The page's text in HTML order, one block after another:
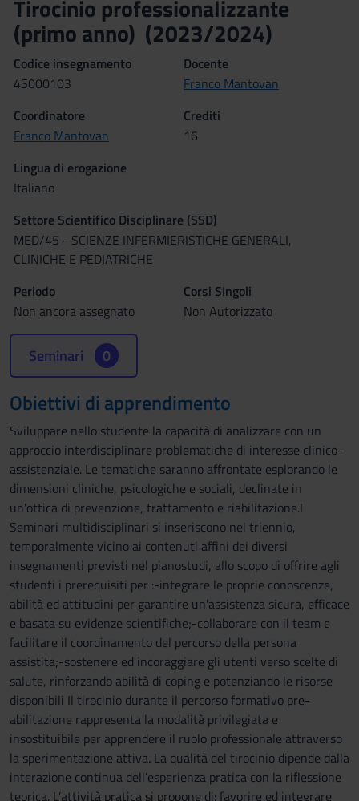
Tirocinio professionalizzante
(primo anno) (2023/2024)
Codice insegnamento
4S000103
Docente
Franco Mantovan
Coordinatore
Franco Mantovan
Crediti
16
Lingua di erogazione
Italiano
Settore Scientifico Disciplinare (SSD)
MED/45 - SCIENZE INFERMIERISTICHE GENERALI,
CLINICHE E PEDIATRICHE
Periodo
Non ancora assegnato
Corsi Singoli
Non Autorizzato
Seminari 0
Obiettivi di apprendimento
Sviluppare nello studente la capacità di analizzare con un
approccio interdisciplinare problematiche di interesse clinico-
assistenziale. Le tematiche saranno affrontate esplorando le
dimensioni cliniche, psicologiche e sociali, declinate in
un'ottica di prevenzione, trattamento e riabilitazione.I
Seminari multidisciplinari si inseriscono nel triennio,
temporalmente vicino ai contenuti affini dei diversi
insegnamenti previsti nel pianostudi, allo scopo di offrire agli
studenti i prerequisiti per :-integrare le proprie conoscenze,
abilità ed attitudini per garantire un'assistenza sicura, efficace
e basata su evidenze scientifiche;-collaborare con il team e
facilitare il coordinamento del percorso della persona
assistita;-sostenere ed incoraggiare gli utenti verso scelte di
salute, rinforzando abilità di coping e potenziando le risorse
disponibili Il tirocinio durante il percorso formativo pre-
abilitazione rappresenta la modalità privilegiata e
insostituibile per apprendere il ruolo professionale attraverso
la sperimentazione attiva. La qualità del tirocinio dipende dalla
interazione continua dell’esperienza pratica con la riflessione
teorica. L’attività pratica si propone di: favorire ed integrare